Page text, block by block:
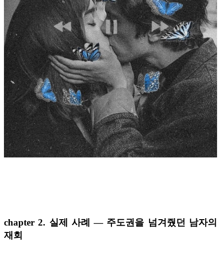
chapter 2. 실제 사례 — 주도권을 넘겨줬던 남자의
재회